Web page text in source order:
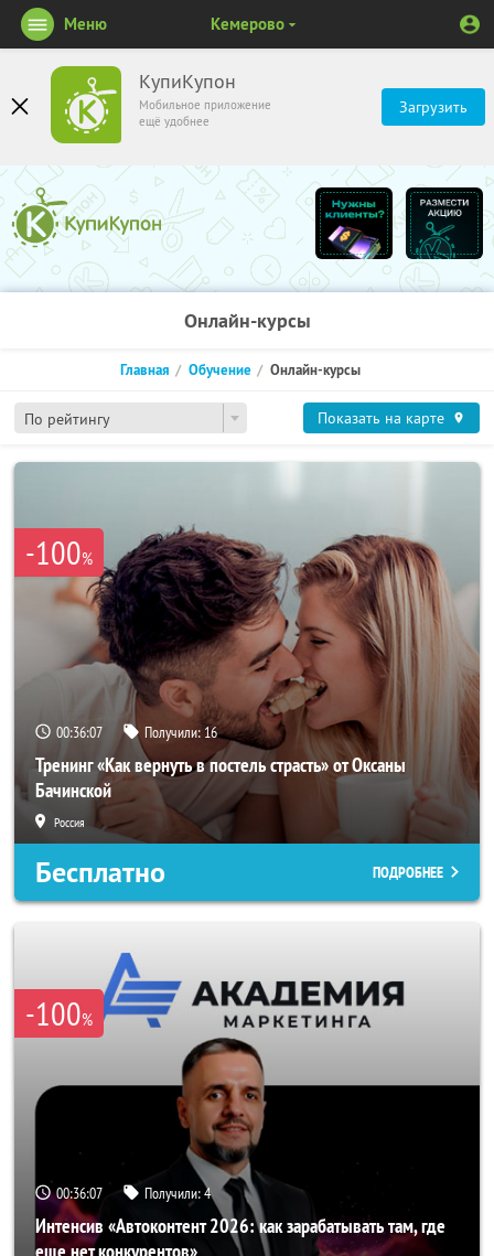
КупиКупон
Мобильное приложение
ещё удобнее
Загрузить
Меню Кемерово
Онлайн-курсы
По рейтингу
Главная Обучение Онлайн-курсы
Показать на карте
-100%
00:36:04 Получили: 16
Тренинг «Как вернуть в постель страсть» от Оксаны
Бачинской
Россия
Бесплатно ПОДРОБНЕЕ
-100%
00:36:04 Получили:4
Интенсив «Автоконтент 2026: как зарабатывать там, где